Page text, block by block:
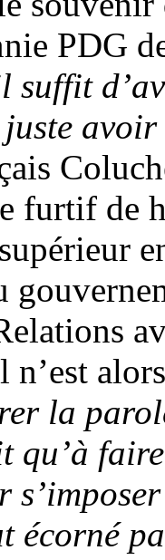
PDG
suffit
furtif de
la
qu’à
écorné